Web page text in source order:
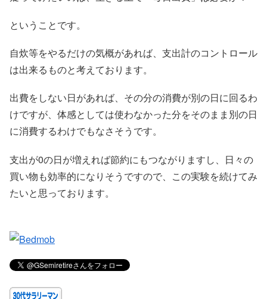
ということです。
自炊等をやるだけの気概があれば、支出計のコントロール
は出来るものと考えております。
出費をしない日があれば、その分の消費が別の日に回るわ
けですが、体感としては使わなかった分をそのまま別の日
に消費するわけでもなさそうです。
支出が0の日が増えれば節約にもつながりますし、日々の
買い物も効率的になりそうですので、この実験を続けてみ
たいと思っております。